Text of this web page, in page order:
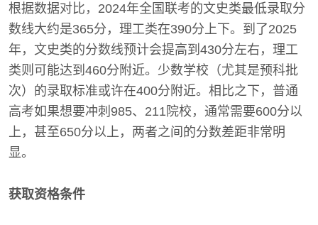
根据数据对比，2024年全国联考的文史类最低录取分
数线大约是365分，理工类在390分上下。到了2025
年，文史类的分数线预计会提高到430分左右，理工
类则可能达到460分附近。少数学校（尤其是预科批
次）的录取标准或许在400分附近。相比之下，普通
高考如果想要冲刺985、211院校，通常需要600分以
上，甚至650分以上，两者之间的分数差距非常明
显。
获取资格条件